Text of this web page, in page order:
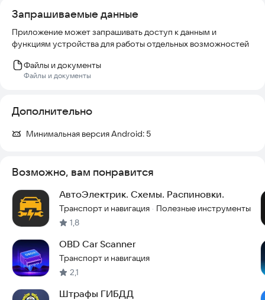
Запрашиваемые данные
Приложение может запрашивать доступ к данным и
функциям устройства для работы отдельных возможностей
Файлы и документы
Файлы и документы
Дополнительно
Минимальная версия Android: 5
Возможно, вам понравится
АвтоЭлектрик. Схемы. Распиновки.
Транспорт и навигация · Полезные инструменты
1,8
OBD Car Scanner
Транспорт и навигация
2,1
Штрафы ГИБДД